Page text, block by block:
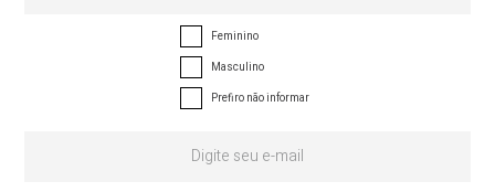
Feminino
Masculino
Prefiro não informar